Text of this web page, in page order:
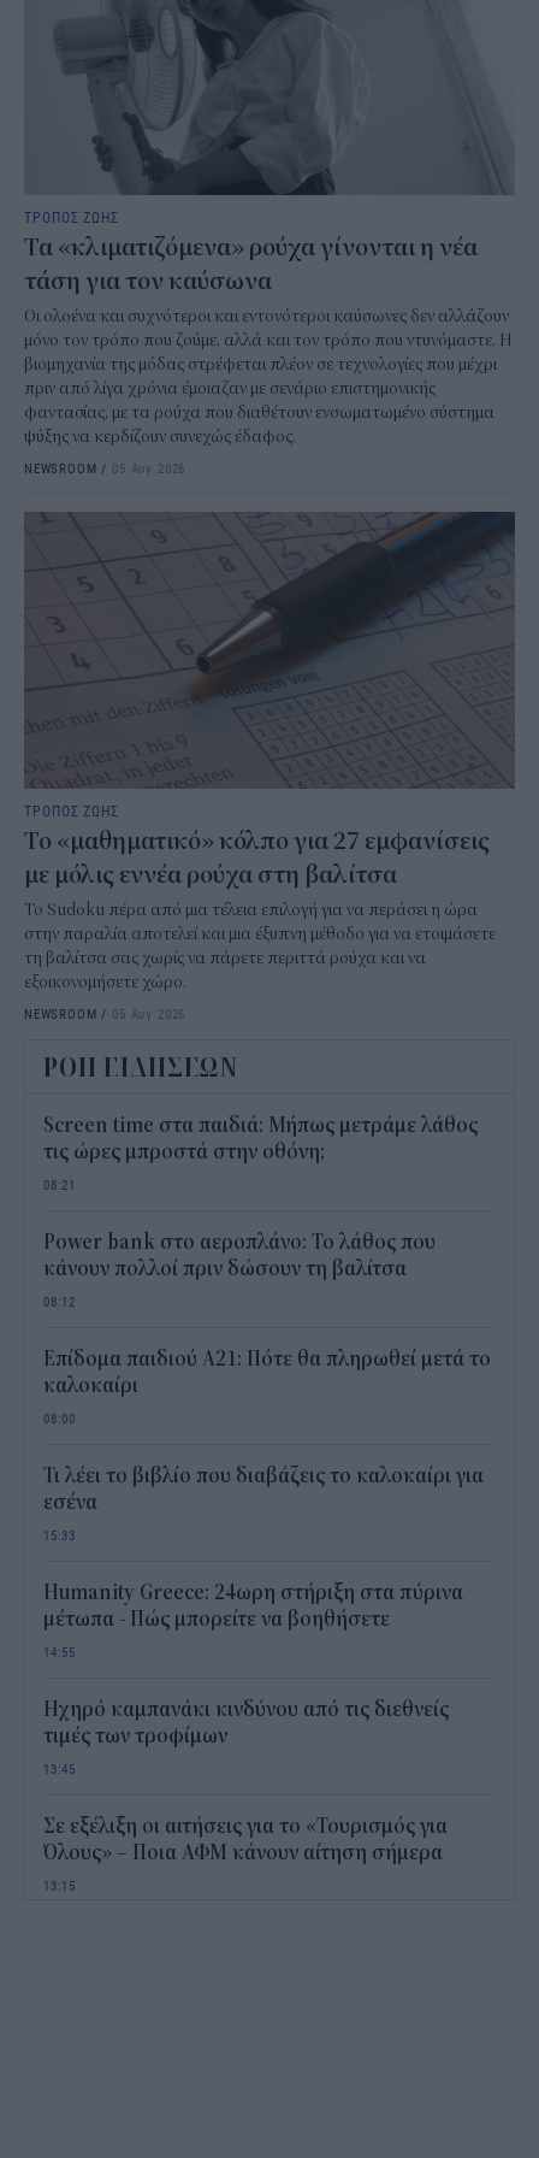
ΤΡΟΠΟΣ ΖΩΗΣ
Τα «κλιματιζόμενα» ρούχα γίνονται η νέα
τάση για τον καύσωνα
Οι ολοένα και συχνότεροι και εντονότεροι καύσωνες δεν αλλάζουν
μόνο τον τρόπο που ζούμε, αλλά και τον τρόπο που ντυνόμαστε. Η
βιομηχανία της μόδας στρέφεται πλέον σε τεχνολογίες που μέχρι
πριν από λίγα χρόνια έμοιαζαν με σενάριο επιστημονικής
φαντασίας, με τα ρούχα που διαθέτουν ενσωματωμένο σύστημα
ψύξης να κερδίζουν συνεχώς έδαφος.
NEWSROOM / 05 Αυγ 2026
ΤΡΟΠΟΣ ΖΩΗΣ
Το «μαθηματικό» κόλπο για 27 εμφανίσεις
με μόλις εννέα ρούχα στη βαλίτσα
Το Sudoku πέρα από μια τέλεια επιλογή για να περάσει η ώρα
στην παραλία αποτελεί και μια έξυπνη μέθοδο για να ετοιμάσετε
τη βαλίτσα σας χωρίς να πάρετε περιττά ρούχα και να
εξοικονομήσετε χώρο.
NEWSROOM / 05 Αυγ 2026
ΡΟΗ ΕΙΔΗΣΕΩΝ
Screen time στα παιδιά: Μήπως μετράμε λάθος
τις ώρες μπροστά στην οθόνη;
08:21
Power bank στο αεροπλάνο: Το λάθος που
κάνουν πολλοί πριν δώσουν τη βαλίτσα
08:12
Επίδομα παιδιού Α21: Πότε θα πληρωθεί μετά το
καλοκαίρι
08:00
Τι λέει το βιβλίο που διαβάζεις το καλοκαίρι για
εσένα
15:33
Humanity Greece: 24ωρη στήριξη στα πύρινα
μέτωπα - Πώς μπορείτε να βοηθήσετε
14:55
Ηχηρό καμπανάκι κινδύνου από τις διεθνείς
τιμές των τροφίμων
13:45
Σε εξέλιξη οι αιτήσεις για το «Τουρισμός για
Όλους» – Ποια ΑΦΜ κάνουν αίτηση σήμερα
13:15